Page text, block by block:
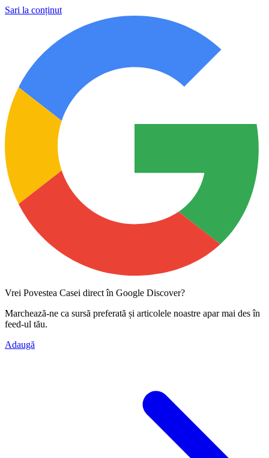
Sari la conținut
Vrei Povestea Casei direct în Google Discover?
Marchează-ne ca sursă preferată și articolele noastre apar mai des în
feed-ul tău.
Adaugă